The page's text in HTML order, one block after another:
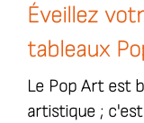
Éveillez
tableaux
Le Pop Art est
artistique ;